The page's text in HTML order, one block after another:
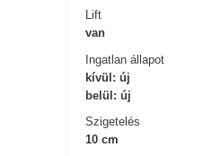
Lift
van
Ingatlan állapot
kívül: új
belül: új
Szigetelés
10 cm